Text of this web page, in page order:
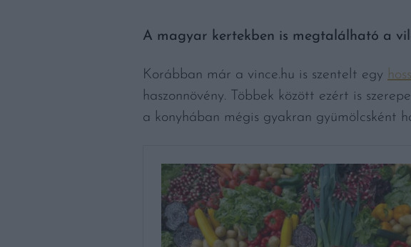
A magyar kertekben is megtalálható a
Korábban már a vince.hu is szentelt egy
haszonnövény. Többek között ezért is
a konyhában mégis gyakran gyümölcsként